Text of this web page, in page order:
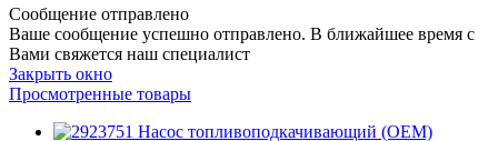
Сообщение отправлено
Ваше сообщение успешно отправлено. В ближайшее время с
Вами свяжется наш специалист
Закрыть окно
Просмотренные товары